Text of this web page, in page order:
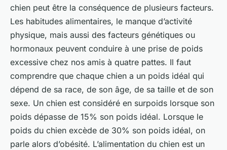
chien peut être la conséquence de plusieurs facteurs.
Les habitudes alimentaires, le manque d’activité
physique, mais aussi des facteurs génétiques ou
hormonaux peuvent conduire à une prise de poids
excessive chez nos amis à quatre pattes. Il faut
comprendre que chaque chien a un poids idéal qui
dépend de sa race, de son âge, de sa taille et de son
sexe. Un chien est considéré en surpoids lorsque son
poids dépasse de 15% son poids idéal. Lorsque le
poids du chien excède de 30% son poids idéal, on
parle alors d’obésité. L’alimentation du chien est un